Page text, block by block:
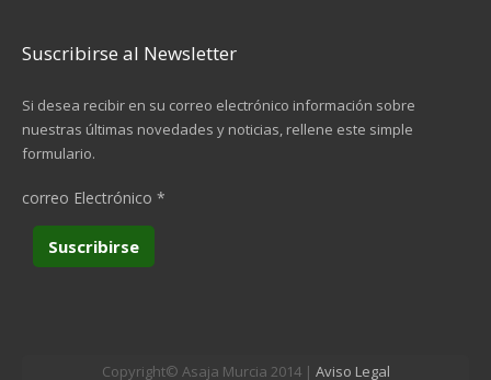
Suscribirse al Newsletter
Si desea recibir en su correo electrónico información sobre
nuestras últimas novedades y noticias, rellene este simple
formulario.
correo Electrónico *
Copyright© Asaja Murcia 2014 | Aviso Legal